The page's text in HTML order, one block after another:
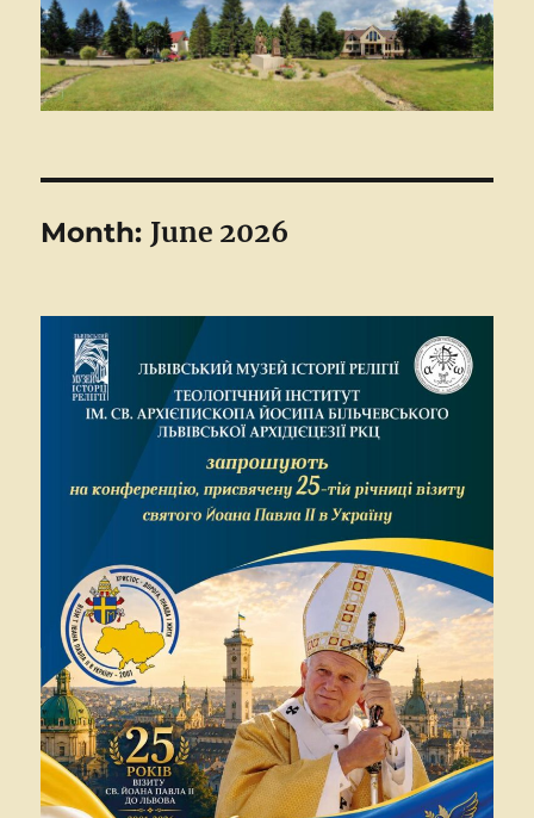
Month: June 2026